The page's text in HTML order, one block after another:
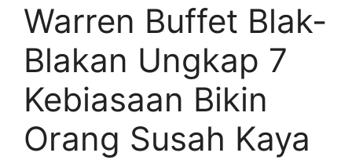
Warren Buffet Blak-
Blakan Ungkap 7
Kebiasaan Bikin
Orang Susah Kaya